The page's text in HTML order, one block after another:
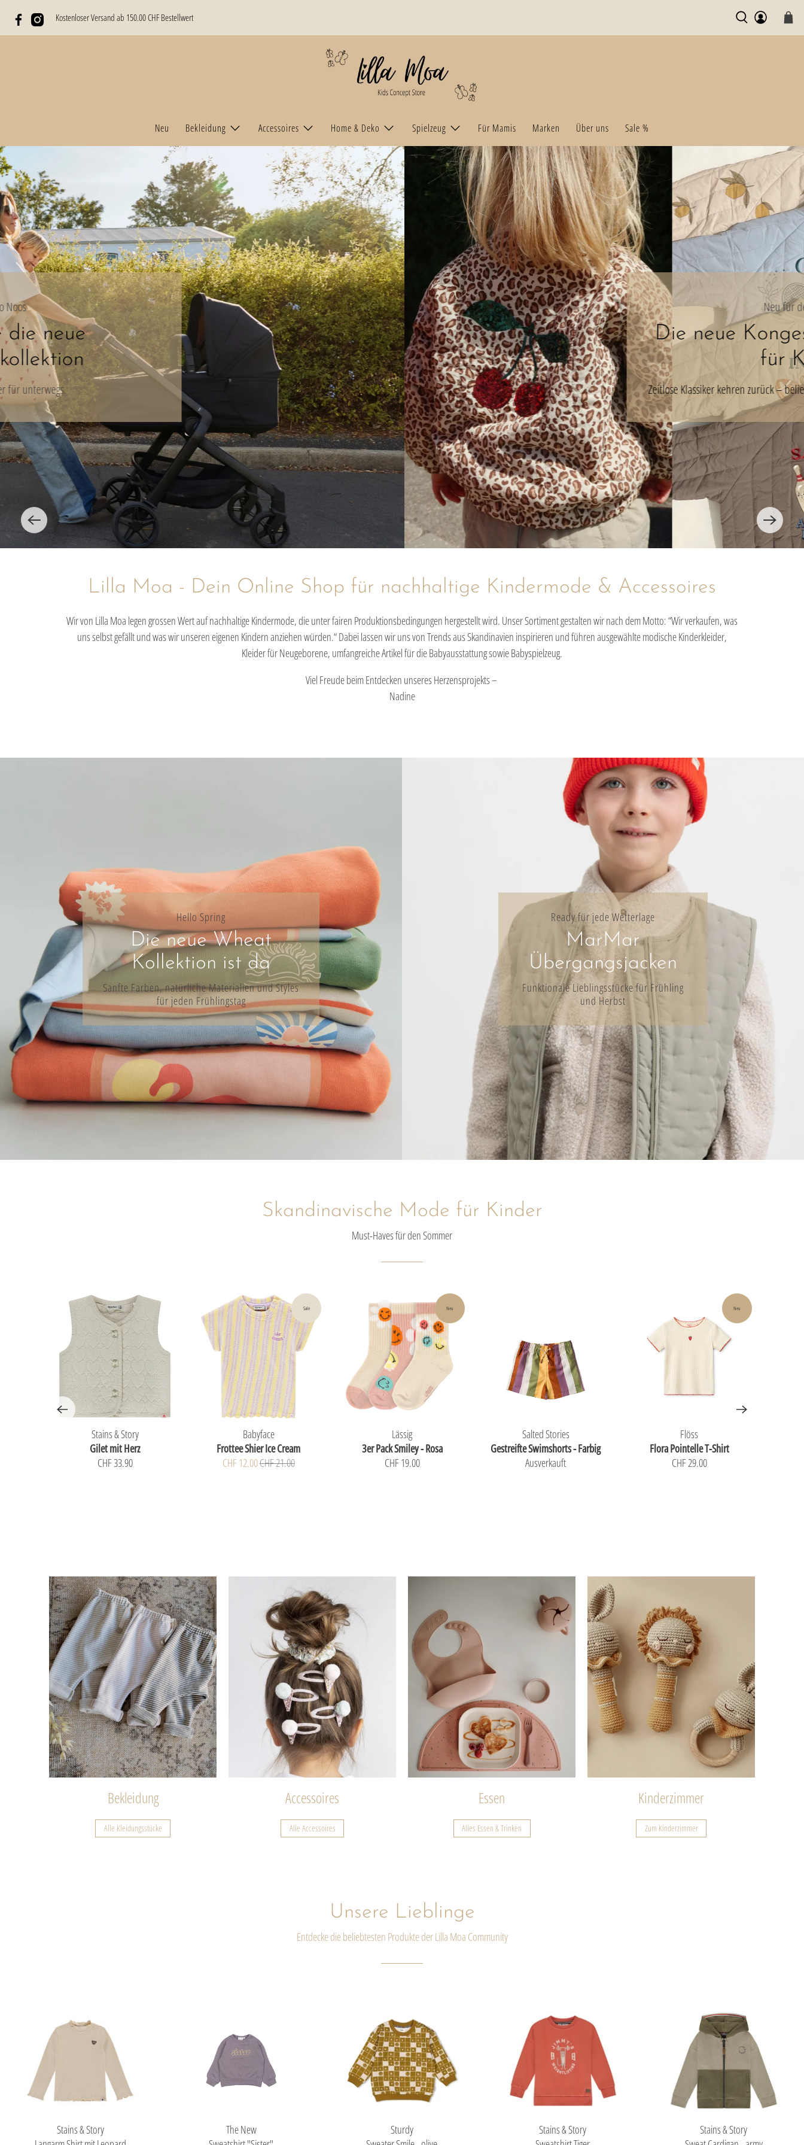
Kostenloser Versand ab 150.00 CHF Bestellwert
LillaMoa
Neu Bekleidung Accessoires Home & Deko Spielzeug Für Mamis Marken Über uns Sale %
Neu für den Frühling
Die neue Konges Sløjd Kollektion
für Kinder
Zeitlose Klassiker kehren zurück – beliebte Modelle in frischenFrühlingsfarben
SlideSlide
2
Slide
3
Lilla Moa - Dein Online Shop für nachhaltige Kindermode & Accessoires
Wir von Lilla Moa legen grossen Wert auf nachhaltige Kindermode, die unter fairen Produktionsbedingungen hergestellt wird. Unser Sortiment gestalten wir nach dem Motto: “Wir verkaufen, was
uns selbst gefällt und was wir unseren eigenen Kindern anziehen würden.“ Dabei lassen wir uns von Trends aus Skandinavien inspirieren und führen ausgewählte modische Kinderkleider,
Kleider für Neugeborene, umfangreiche Artikel für die Babyausstattung sowie Babyspielzeug.
Viel Freude beim Entdecken unseres Herzensprojekts –
Nadine
Hello Spring
Die neue Wheat
Kollektion ist da
Sanfte Farben, natürliche Materialien und Styles
für jeden Frühlingstag
Ready für jede Wetterlage
MarMar
Übergangsjacken
Funktionale Lieblingsstücke für Frühling
und Herbst
Skandinavische Mode für Kinder
Must-Haves für den Sommer
Neu
Lässig
3er Pack Smiley - Rosa
CHF 19.00
Salted Stories
Gestreifte Swimshorts - Farbig
Ausverkauft
Neu
Flöss
Flora Pointelle T-Shirt
CHF 29.00
Stains & Story
Gilet mit Herz
CHF 33.90
Sale
Babyface
Frottee Shier Ice Cream
CHF 12.00CHF 21.00
Bekleidung
Alle Kleidungsstücke
Accessoires
Alle Accessoires
Essen
Alles Essen & Trinken
Kinderzimmer
Zum Kinderzimmer
Unsere Lieblinge
Entdecke die beliebtesten Produkte der Lilla Moa Community
Stains & Story
The New
Sturdy
Stains & Story
Stains & Story